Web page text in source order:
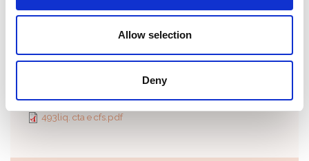
Allow selection
Deny
IMPORTO LORDO:
RESPONSABILE DEL PROCEDIMENTO:
Boscagli Giorgio
MODALITÀ D'INDIVIDUAZIONE:
Affidamento diretto / Affidamento con più preventivi
493liq. cta e cfs.pdf